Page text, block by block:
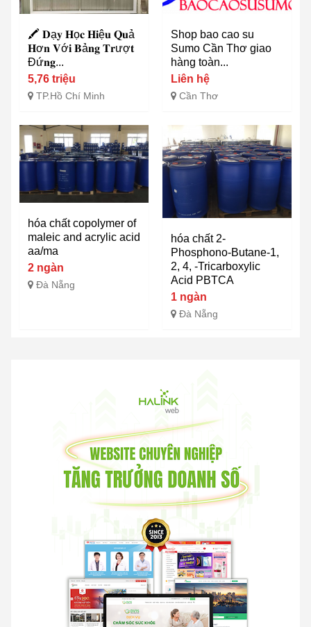
🖍️ 𝐃ạ𝐲 𝐇ọ𝐜 𝐇𝐢ệ𝐮 𝐐𝐮ả
𝐇ơ𝐧 𝐕ớ𝐢 𝐁ả𝐧𝐠 𝐓𝐫ượ𝐭
Đứ𝐧𝐠...
5,76 triệu
TP.Hồ Chí Minh
Shop bao cao su
Sumo Cần Thơ giao
hàng toàn...
Liên hệ
Cần Thơ
hóa chất copolymer of
maleic and acrylic acid
aa/ma
2 ngàn
Đà Nẵng
hóa chất 2-
Phosphono-Butane-1,
2, 4, -Tricarboxylic
Acid PBTCA
1 ngàn
Đà Nẵng